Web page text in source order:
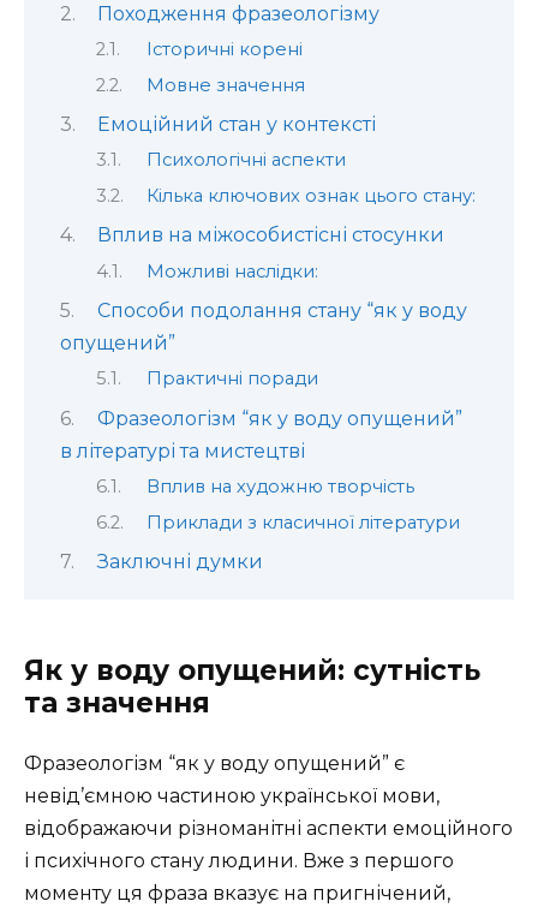
Походження фразеологізму
Історичні корені
Мовне значення
Емоційний стан у контексті
Психологічні аспекти
Кілька ключових ознак цього стану:
Вплив на міжособистісні стосунки
Можливі наслідки:
Способи подолання стану “як у воду
опущений”
Практичні поради
Фразеологізм “як у воду опущений”
в літературі та мистецтві
Вплив на художню творчість
Приклади з класичної літератури
Заключні думки
Як у воду опущений: сутність
та значення
Фразеологізм “як у воду опущений” є
невід’ємною частиною української мови,
відображаючи різноманітні аспекти емоційного
і психічного стану людини. Вже з першого
моменту ця фраза вказує на пригнічений,